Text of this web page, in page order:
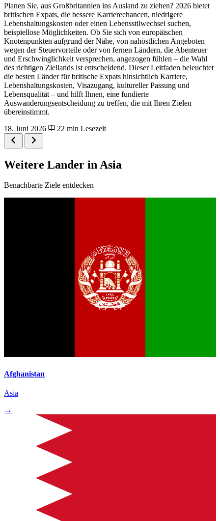
Planen Sie, aus Großbritannien ins Ausland zu ziehen? 2026 bietet
britischen Expats, die bessere Karrierechancen, niedrigere
Lebenshaltungskosten oder einen Lebensstilwechsel suchen,
beispiellose Möglichkeiten. Ob Sie sich von europäischen
Knotenpunkten aufgrund der Nähe, von nahöstlichen Angeboten
wegen der Steuervorteile oder von fernen Ländern, die Abenteuer
und Erschwinglichkeit versprechen, angezogen fühlen – die Wahl
des richtigen Ziellands ist entscheidend. Dieser Leitfaden beleuchtet
die besten Länder für britische Expats hinsichtlich Karriere,
Lebenshaltungskosten, Visazugang, kultureller Passung und
Lebensqualität – und hilft Ihnen, eine fundierte
Auswanderungsentscheidung zu treffen, die mit Ihren Zielen
übereinstimmt.
18. Juni 2026
22 min Lesezeit
Weitere Lander in Asia
Benachbarte Ziele entdecken
Afghanistan
Asia
→